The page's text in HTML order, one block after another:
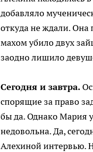
добавляло
откуда не ждали. Она
махом убило двух
заодно лишило
Сегодня и завтра.
спорящие за право
бы да. Однако Мария
недовольна. Да,
Алехиной интервью.